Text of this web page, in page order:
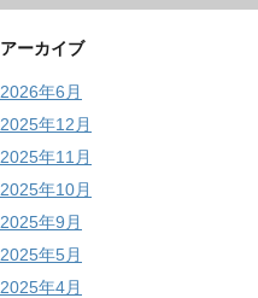
アーカイブ
2026年6月
2025年12月
2025年11月
2025年10月
2025年9月
2025年5月
2025年4月